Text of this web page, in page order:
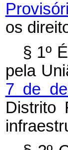
os
§ 1º
pela
7 de
Distrito